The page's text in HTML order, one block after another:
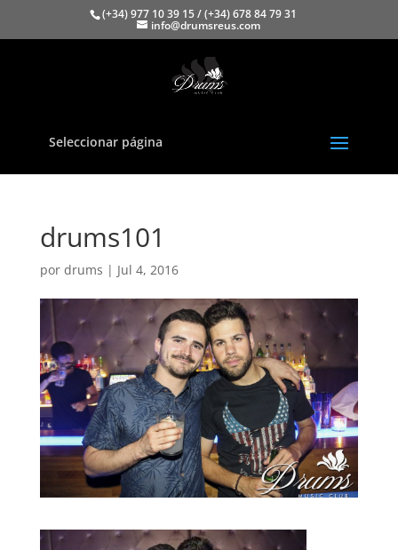
(+34) 977 10 39 15 / (+34) 678 84 79 31
info@drumsreus.com
Seleccionar página
drums101
por drums | Jul 4, 2016